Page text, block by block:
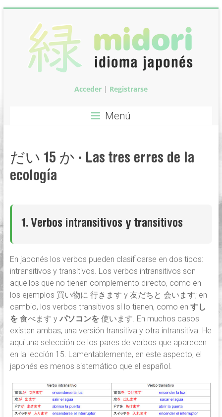
contenido
idioma
japonés
de
idioma
japonés
online,
Buenos
Aires
Acceder| Registrarse
Menú
だい 15 か · Las tres erres de la
ecología
1. Verbos intransitivos y transitivos
En japonés los verbos pueden clasificarse en dos tipos:
intransitivos y transitivos. Los verbos intransitivos son
aquellos que no tienen complemento directo, como en
los ejemplos 買い物に 行きます y 友だちと 会います; en
cambio, los verbos transitivos sí lo tienen, como en すし
を 食べます y パソコンを 使います. En muchos casos
existen ambas, una versión transitiva y otra intransitiva. He
aquí una selección de los pares de verbos que aparecen
en la lección 15. Lamentablemente, en este aspecto, el
japonés es menos sistemático que el español.